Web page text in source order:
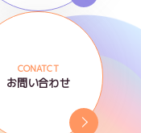
CONATCT
お問い合わせ